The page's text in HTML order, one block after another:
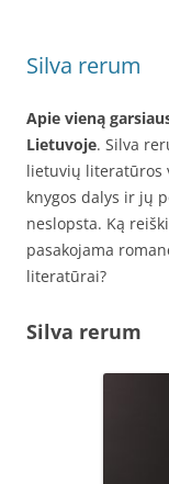
Silva rerum
Apie vieną
Lietuvoje. Silva
lietuvių literatūros
knygos dalys ir jų
neslopsta. Ką
pasakojama
literatūrai?
Silva rerum